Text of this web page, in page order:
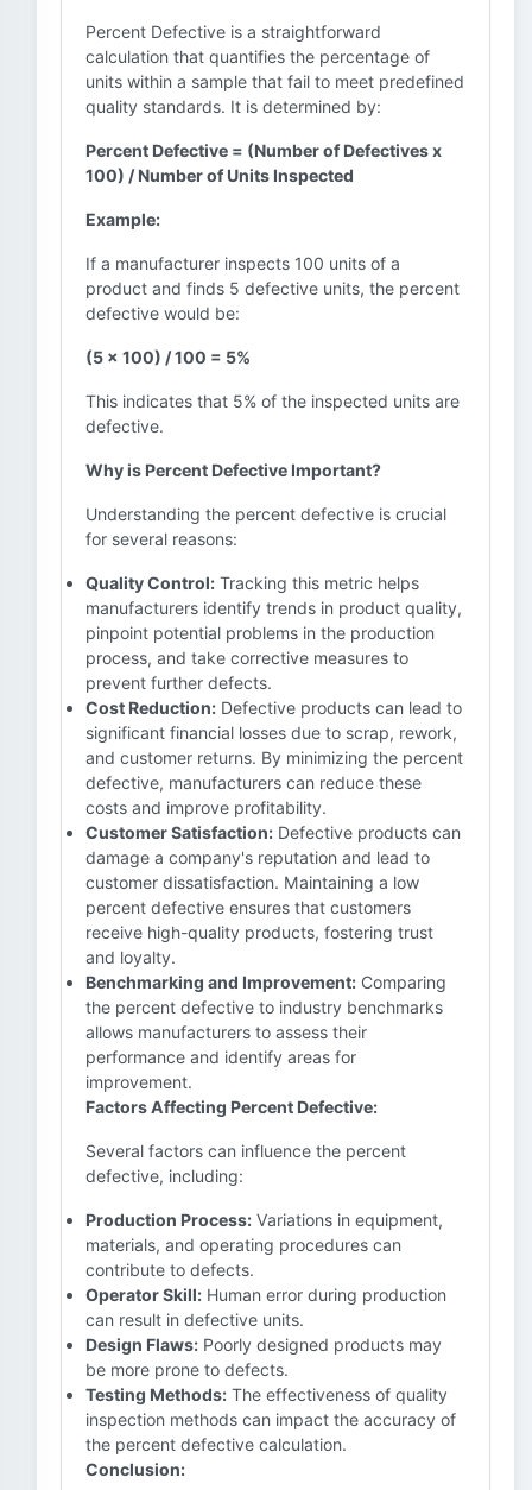
Percent Defective is a straightforward
calculation that quantifies the percentage of
units within a sample that fail to meet predefined
quality standards. It is determined by:
Percent Defective = (Number of Defectives x
100) / Number of Units Inspected
Example:
If a manufacturer inspects 100 units of a
product and finds 5 defective units, the percent
defective would be:
(5 x 100) / 100 = 5%
This indicates that 5% of the inspected units are
defective.
Why is Percent Defective Important?
Understanding the percent defective is crucial
for several reasons:
Quality Control: Tracking this metric helps
manufacturers identify trends in product quality,
pinpoint potential problems in the production
process, and take corrective measures to
prevent further defects.
Cost Reduction: Defective products can lead to
significant financial losses due to scrap, rework,
and customer returns. By minimizing the percent
defective, manufacturers can reduce these
costs and improve profitability.
Customer Satisfaction: Defective products can
damage a company's reputation and lead to
customer dissatisfaction. Maintaining a low
percent defective ensures that customers
receive high-quality products, fostering trust
and loyalty.
Benchmarking and Improvement: Comparing
the percent defective to industry benchmarks
allows manufacturers to assess their
performance and identify areas for
improvement.
Factors Affecting Percent Defective:
Several factors can influence the percent
defective, including:
Production Process: Variations in equipment,
materials, and operating procedures can
contribute to defects.
Operator Skill: Human error during production
can result in defective units.
Design Flaws: Poorly designed products may
be more prone to defects.
Testing Methods: The effectiveness of quality
inspection methods can impact the accuracy of
the percent defective calculation.
Conclusion: